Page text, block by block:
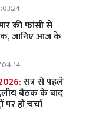
की फांसी से
जानिए आज के
सत्र से पहले
बैठक के बाद
हो चर्चा